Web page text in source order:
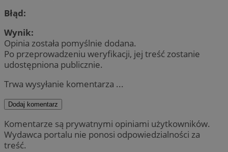
Błąd:
Wynik:
Opinia została pomyślnie dodana.
Po przeprowadzeniu weryfikacji, jej treść zostanie
udostępniona publicznie.
Trwa wysyłanie komentarza ...
Dodaj komentarz
Komentarze są prywatnymi opiniami użytkowników.
Wydawca portalu nie ponosi odpowiedzialności za
treść.